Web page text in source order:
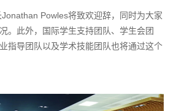
Jonathan Powles将致欢迎辞，同时为大家
。此外，国际学生支持团队、学生会团
指导团队以及学术技能团队也将通过这个